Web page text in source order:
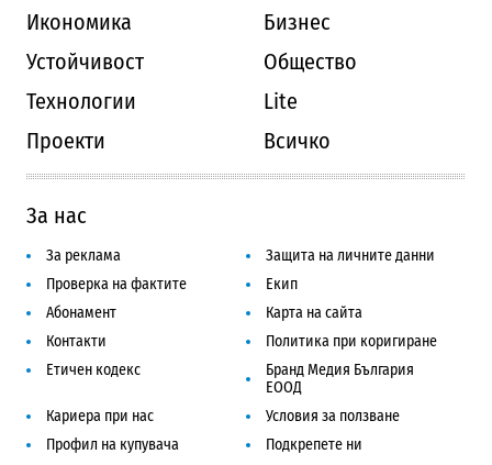
Икономика
Бизнес
Устойчивост
Общество
Технологии
Lite
Проекти
Всичко
За нас
За реклама
Защита на личните данни
Проверка на фактите
Екип
Абонамент
Карта на сайта
Контакти
Политика при коригиране
Етичен кодекс
Бранд Медия България
ЕООД
Кариера при нас
Условия за ползване
Профил на купувача
Подкрепете ни